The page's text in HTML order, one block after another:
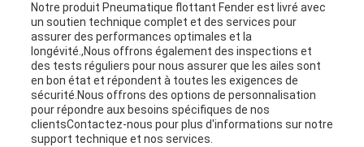
Notre produit Pneumatique flottant Fender est livré avec
un soutien technique complet et des services pour
assurer des performances optimales et la
longévité.,Nous offrons également des inspections et
des tests réguliers pour nous assurer que les ailes sont
en bon état et répondent à toutes les exigences de
sécurité.Nous offrons des options de personnalisation
pour répondre aux besoins spécifiques de nos
clientsContactez-nous pour plus d'informations sur notre
support technique et nos services.